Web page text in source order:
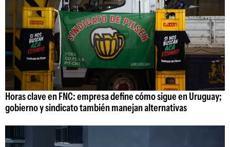
Horas clave en FNC: empresa define cómo sigue en Uruguay;
gobierno y sindicato también manejan alternativas